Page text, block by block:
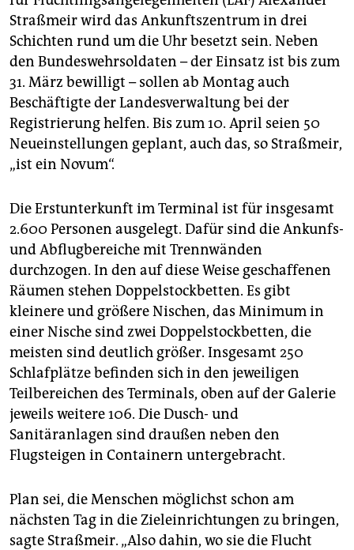
Straßmeir wird das Ankunftszentrum in drei
Schichten rund um die Uhr besetzt sein. Neben
den Bundeswehrsoldaten – der Einsatz ist bis zum
31. März bewilligt – sollen ab Montag auch
Beschäftigte der Landesverwaltung bei der
Registrierung helfen. Bis zum 10. April seien 50
Neueinstellungen geplant, auch das, so Straßmeir,
„ist ein Novum“.
Die Erstunterkunft im Terminal ist für insgesamt
2.600 Personen ausgelegt. Dafür sind die Ankunfs-
und Abflugbereiche mit Trennwänden
durchzogen. In den auf diese Weise geschaffenen
Räumen stehen Doppelstockbetten. Es gibt
kleinere und größere Nischen, das Minimum in
einer Nische sind zwei Doppelstockbetten, die
meisten sind deutlich größer. Insgesamt 250
Schlafplätze befinden sich in den jeweiligen
Teilbereichen des Terminals, oben auf der Galerie
jeweils weitere 106. Die Dusch- und
Sanitäranlagen sind draußen neben den
Flugsteigen in Containern untergebracht.
Plan sei, die Menschen möglichst schon am
nächsten Tag in die Zieleinrichtungen zu bringen,
sagte Straßmeir. „Also dahin, wo sie die Flucht